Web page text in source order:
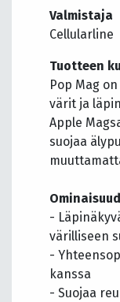
Valmistaja
Cellularline
Tuotteen
Pop Mag
värit ja
Apple
suojaa
-
värilliseen
-
kanssa
- Suojaa